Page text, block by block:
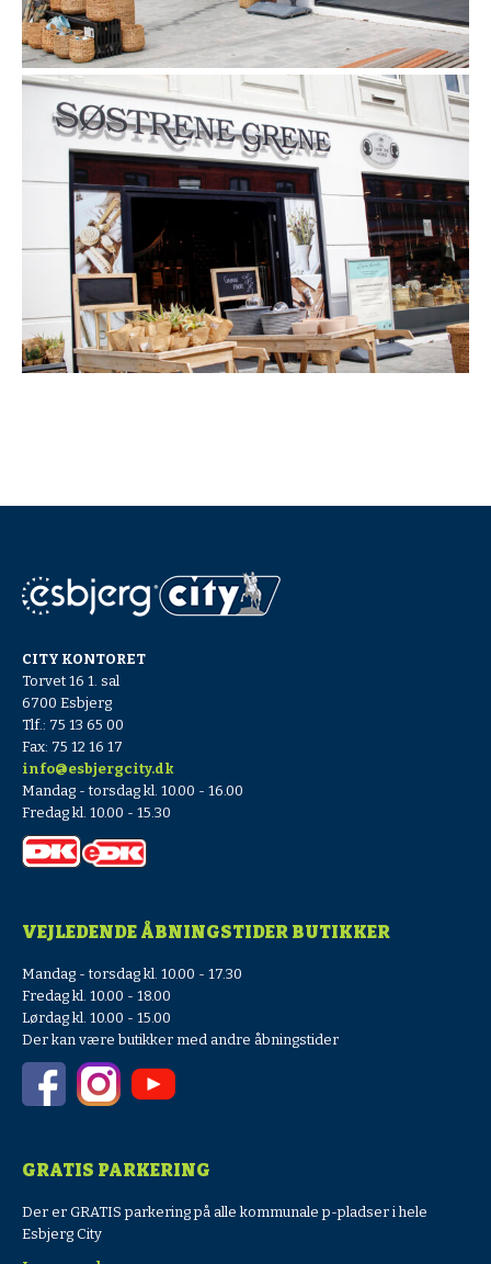
CITY KONTORET
Torvet 16 1. sal
6700 Esbjerg
Tlf.: 75 13 65 00
Fax: 75 12 16 17
info@esbjergcity.dk
Mandag - torsdag kl. 10.00 - 16.00
Fredag kl. 10.00 - 15.30
VEJLEDENDE ÅBNINGSTIDER BUTIKKER
Mandag - torsdag kl. 10.00 - 17.30
Fredag kl. 10.00 - 18.00
Lørdag kl. 10.00 - 15.00
Der kan være butikker med andre åbningstider
GRATIS PARKERING
Der er GRATIS parkering på alle kommunale p-pladser i hele
Esbjerg City